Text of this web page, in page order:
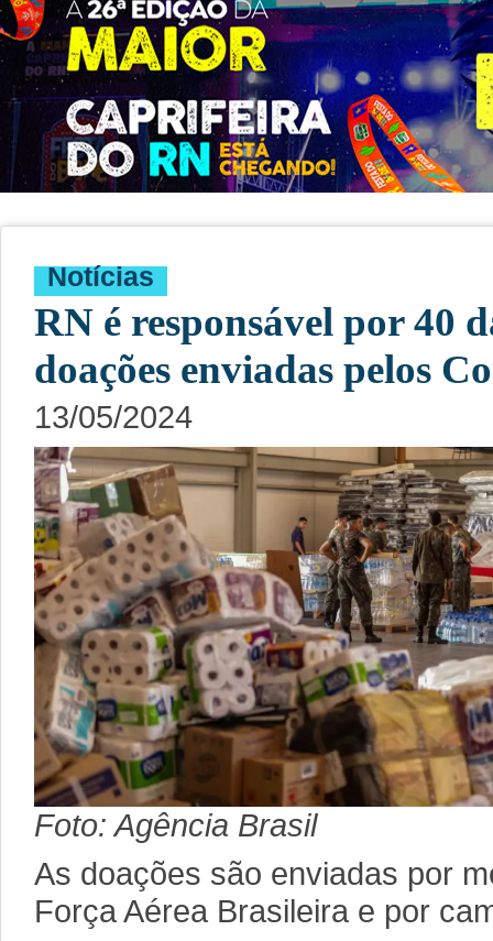
Notícias
RN é responsável por 40
doações enviadas pelos
13/05/2024
Foto: Agência Brasil
As doações são enviadas por
Força Aérea Brasileira e por